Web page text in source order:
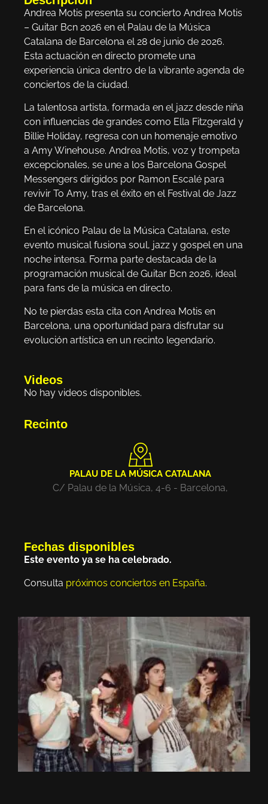
Andrea Motis presenta su concierto Andrea Motis
– Guitar Bcn 2026 en el Palau de la Música
Catalana de Barcelona el 28 de junio de 2026.
Esta actuación en directo promete una
experiencia única dentro de la vibrante agenda de
conciertos de la ciudad.
La talentosa artista, formada en el jazz desde niña
con influencias de grandes como Ella Fitzgerald y
Billie Holiday, regresa con un homenaje emotivo
a Amy Winehouse. Andrea Motis, voz y trompeta
excepcionales, se une a los Barcelona Gospel
Messengers dirigidos por Ramon Escalé para
revivir To Amy, tras el éxito en el Festival de Jazz
de Barcelona.
En el icónico Palau de la Música Catalana, este
evento musical fusiona soul, jazz y gospel en una
noche intensa. Forma parte destacada de la
programación musical de Guitar Bcn 2026, ideal
para fans de la música en directo.
No te pierdas esta cita con Andrea Motis en
Barcelona, una oportunidad para disfrutar su
evolución artística en un recinto legendario.
Videos
No hay videos disponibles.
Recinto
PALAU DE LA MÚSICA CATALANA
C/ Palau de la Música, 4-6 - Barcelona,
Fechas disponibles
Este evento ya se ha celebrado.
Consulta próximos conciertos en España.